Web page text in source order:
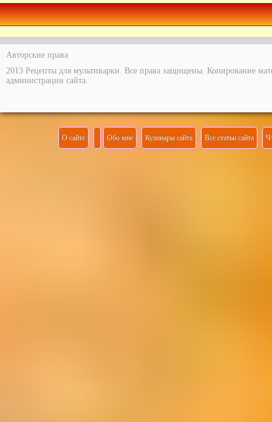
Авторские права
2013 Рецепты для мультиварки. Все права защищены. Копирование
администрации сайта.
О сайте Обо мне Кулинары сайта Все статьи сайта